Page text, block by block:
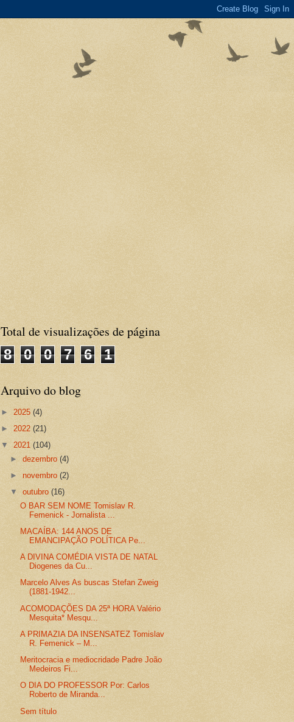
Total de visualizações de página
8
0 0 7 6 1
Arquivo do blog
► 2025 (4)
► 2022 (21)
▼ 2021 (104)
►dezembro(4)
►novembro(2)
▼outubro(16)
O BAR SEM NOME Tomislav R.
Femenick - Jornalista ...
MACAÍBA: 144 ANOS DE
EMANCIPAÇÃO POLÍTICA Pe...
A DIVINA COMÉDIA VISTA DE NATAL
Diogenes da Cu...
Marcelo Alves As buscas Stefan Zweig
(1881-1942...
ACOMODAÇÕES DA 25ª HORA Valério
Mesquita* Mesqu...
A PRIMAZIA DA INSENSATEZ Tomislav
R. Femenick – M...
Meritocracia e mediocridade Padre João
Medeiros Fi...
O DIA DO PROFESSOR Por: Carlos
Roberto de Miranda...
Sem título